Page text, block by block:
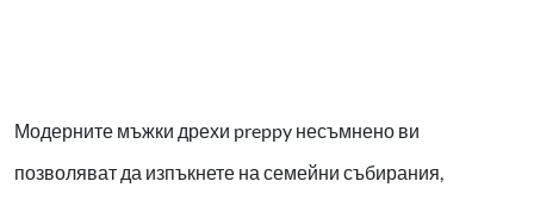
Модерните мъжки дрехи preppy несъмнено ви
позволяват да изпъкнете на семейни събирания,